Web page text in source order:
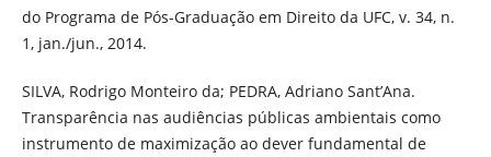
do Programa de Pós-Graduação em Direito da UFC, v. 34, n.
1, jan./jun., 2014.
SILVA, Rodrigo Monteiro da; PEDRA, Adriano Sant’Ana.
Transparência nas audiências públicas ambientais como
instrumento de maximização ao dever fundamental de